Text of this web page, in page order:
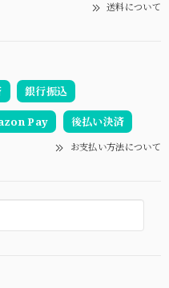
送料について
銀行振込
Pay 後払い決済
お支払い方法について